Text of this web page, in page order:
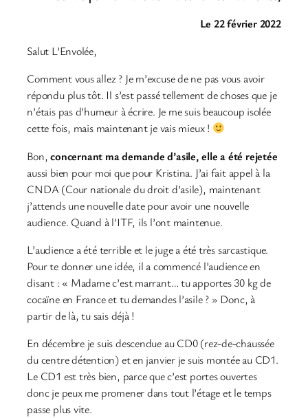
Le 22 février 2022
Salut L’Envolée,
Comment vous allez ? Je m’excuse de ne pas vous avoir
répondu plus tôt. Il s’est passé tellement de choses que je
n’étais pas d’humeur à écrire. Je me suis beaucoup isolée
cette fois, mais maintenant je vais mieux !
Bon,concernant ma demande d’asile, elle a été rejetée
aussi bien pour moi que pour Kristina. J’ai fait appel à la
CNDA (Cour nationale du droit d’asile), maintenant
j’attends une nouvelle date pour avoir une nouvelle
audience. Quand à l’ITF, ils l’ont maintenue.
L’audience a été terrible et le juge a été très sarcastique.
Pour te donner une idée, il a commencé l’audience en
disant : « Madame c’est marrant… tu apportes 30 kg de
cocaïne en France et tu demandes l’asile ? » Donc, à
partir de là, tu sais déjà !
En décembre je suis descendue au CD0 (rez-de-chaussée
du centre détention) et en janvier je suis montée au CD1.
Le CD1 est très bien, parce que c’est portes ouvertes
donc je peux me promener dans tout l’étage et le temps
passe plus vite.